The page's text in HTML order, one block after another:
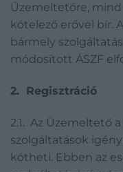
Üzemeltetőre, mind
kötelező erővel bír.
bármely
módosított ÁSZF
2. Regisztráció
2.1. Az Üzemeltető
szolgáltatások
kötheti. Ebben az